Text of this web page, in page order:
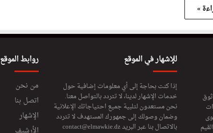
»
للإشهار في الموقع
إذا كنت بحاجة إلى أي معلومات إضافية حول
خدمات الإشهار لدينا، لا تتردد بالتواصل معنا.
نحن مستعدون لتلبية جميع احتياجاتك الإعلانية
وضمان وصولك إلى جمهورك المستهدف لا تتردد
بالاتصال بنا عبر البريدcontact@elmawkie.dz
روابط الموقع
من نحن
اتصل بنا
الإشهار